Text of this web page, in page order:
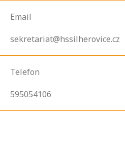
Email
sekretariat@hssilherovice.cz
Telefon
595054106